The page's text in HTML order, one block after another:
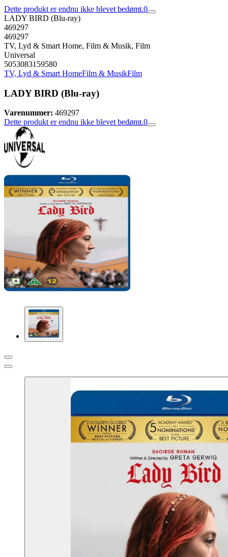
Dette produkt er endnu ikke blevet bedømt.0
LADY BIRD (Blu-ray)
469297
469297
TV, Lyd & Smart Home, Film & Musik, Film
Universal
5053083159580
TV, Lyd & Smart HomeFilm & MusikFilm
LADY BIRD (Blu-ray)
Varenummer: 469297
Dette produkt er endnu ikke blevet bedømt.0